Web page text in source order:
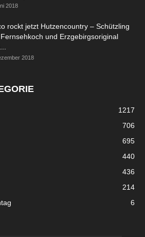
2018
rockt jetzt Hutzencountry – Schützling
und Erzgebirgsoriginal
2018
1217
706
695
440
436
214
6